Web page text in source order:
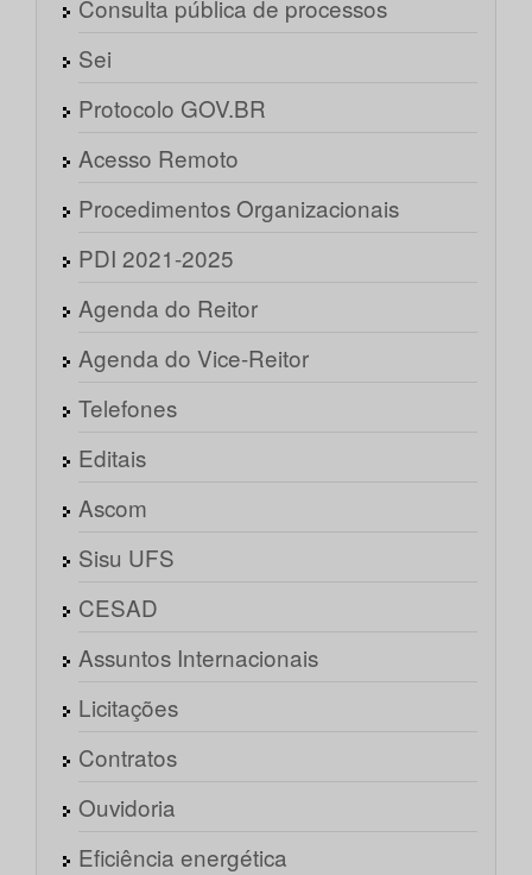
Consulta pública de processos
Sei
Protocolo GOV.BR
Acesso Remoto
Procedimentos Organizacionais
PDI 2021-2025
Agenda do Reitor
Agenda do Vice-Reitor
Telefones
Editais
Ascom
Sisu UFS
CESAD
Assuntos Internacionais
Licitações
Contratos
Ouvidoria
Eficiência energética